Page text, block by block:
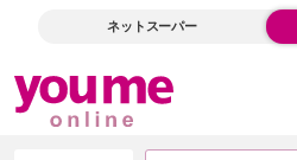
ネットスーパー